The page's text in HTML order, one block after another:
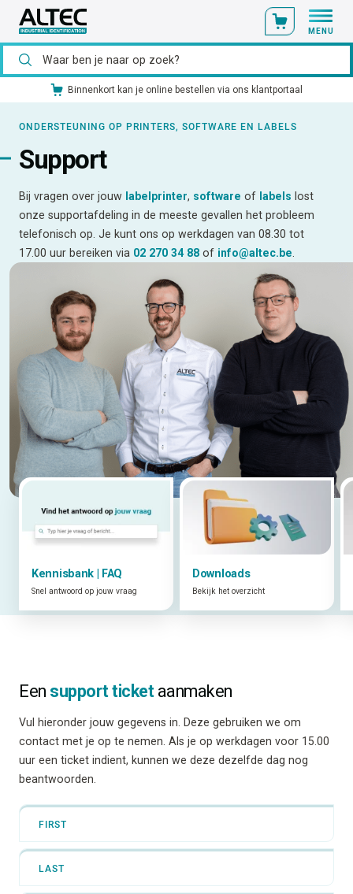
MENU
Binnenkort kan je online bestellen via ons klantportaal
ONDERSTEUNING OP PRINTERS, SOFTWARE EN LABELS
Support
Bij vragen over jouw labelprinter, software of labels lost
onze supportafdeling in de meeste gevallen het probleem
telefonisch op. Je kunt ons op werkdagen van 08.30 tot
17.00 uur bereiken via 02 270 34 88 of info@altec.be
Kennisbank | FAQ
Snel antwoord op jouw vraag
Downloads
Bekijk het overzicht
Een support ticketaanmaken
Vul hieronder jouw gegevens in. Deze gebruiken we om
contact met je op te nemen. Als je op werkdagen voor 15.00
uur een ticket indient, kunnen we deze dezelfde dag nog
beantwoorden.
NAAM
FIRST
LAST